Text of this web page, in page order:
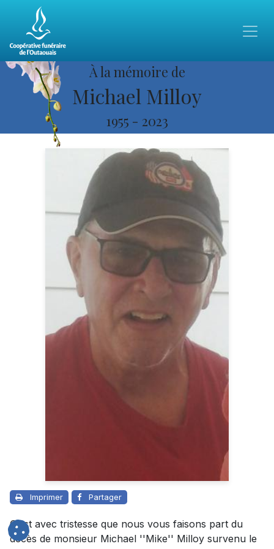
À la mémoire de
Michael Milloy
1955 - 2023
Imprimer Partager
C’est avec tristesse que nous vous faisons part du
décès de monsieur Michael ''Mike'' Milloy survenu le